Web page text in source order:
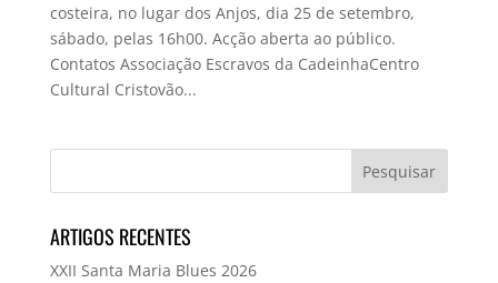
costeira, no lugar dos Anjos, dia 25 de setembro,
sábado, pelas 16h00. Acção aberta ao público.
Contatos Associação Escravos da CadeinhaCentro
Cultural Cristovão...
ARTIGOS RECENTES
XXII Santa Maria Blues 2026